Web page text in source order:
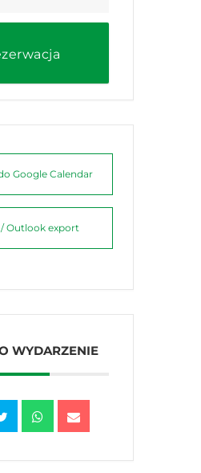
Google Calendar
/ Outlook export
WYDARZENIE